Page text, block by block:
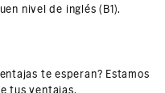
nivel de inglés (B1).
te esperan? Estamos
tus ventajas.